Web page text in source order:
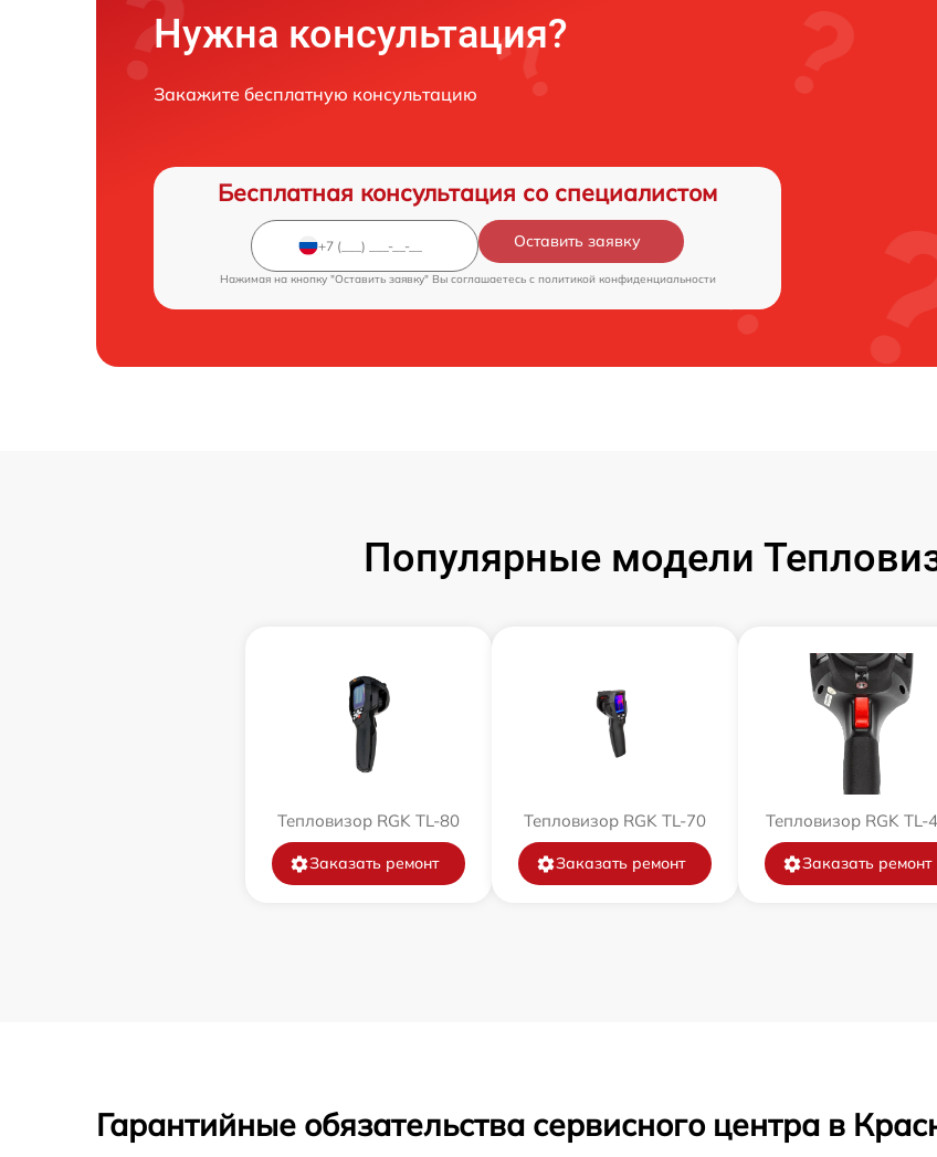
Нужна консультация?
Закажите бесплатную консультацию
Бесплатная консультация со специалистом
Оставить заявку
Нажимая на кнопку "Оставить заявку" Вы соглашаетесь c политикой конфиденциальности
Популярные модели
Тепловизор RGK TL-80
Заказать ремонт
Тепловизор RGK TL-70
Заказать ремонт
Тепловизор RGK TL-
Заказать ремонт
Гарантийные обязательства сервисного центра в